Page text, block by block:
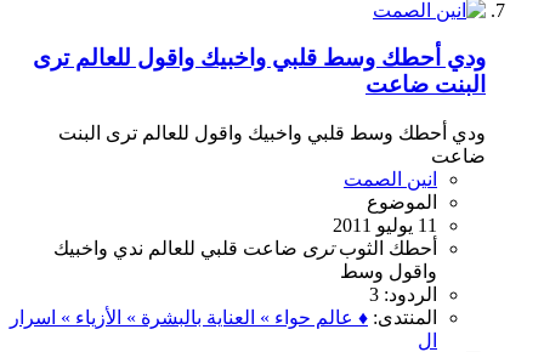
ودي أحطك وسط قلبي واخبيك واقول للعالم ترى
البنت ضاعت
ودي أحطك وسط قلبي واخبيك واقول للعالم ترى البنت
ضاعت
انين الصمت
الموضوع
11 يوليو 2011
أحطك الثوبترى ضاعت قلبي للعالم ندي واخبيك
واقول وسط
الردود: 3
المنتدى: ♦ عالم حواء » العناية بالبشرة » الأزياء » اسرار
ال